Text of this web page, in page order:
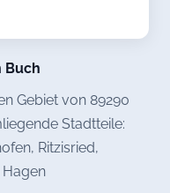
Buch
Gebiet von 89290
Stadtteile:
Ritzisried,